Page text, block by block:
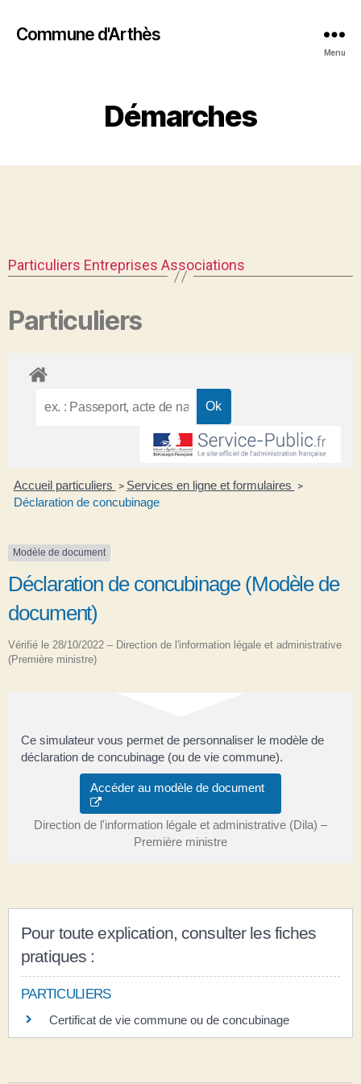
Commune d'Arthès
Menu
Démarches
Particuliers Entreprises Associations
Particuliers
Accueil particuliers > Services en ligne et formulaires >
Déclaration de concubinage
Modèle de document
Déclaration de concubinage (Modèle de
document)
Vérifié le 28/10/2022 – Direction de l'information légale et administrative
(Première ministre)
Ce simulateur vous permet de personnaliser le modèle de
déclaration de concubinage (ou de vie commune).
Accéder au modèle de document
Direction de l'information légale et administrative (Dila) –
Première ministre
Pour toute explication, consulter les fiches
pratiques :
PARTICULIERS
Certificat de vie commune ou de concubinage